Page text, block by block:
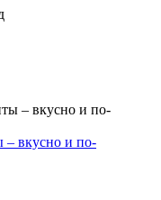
– вкусно и по-